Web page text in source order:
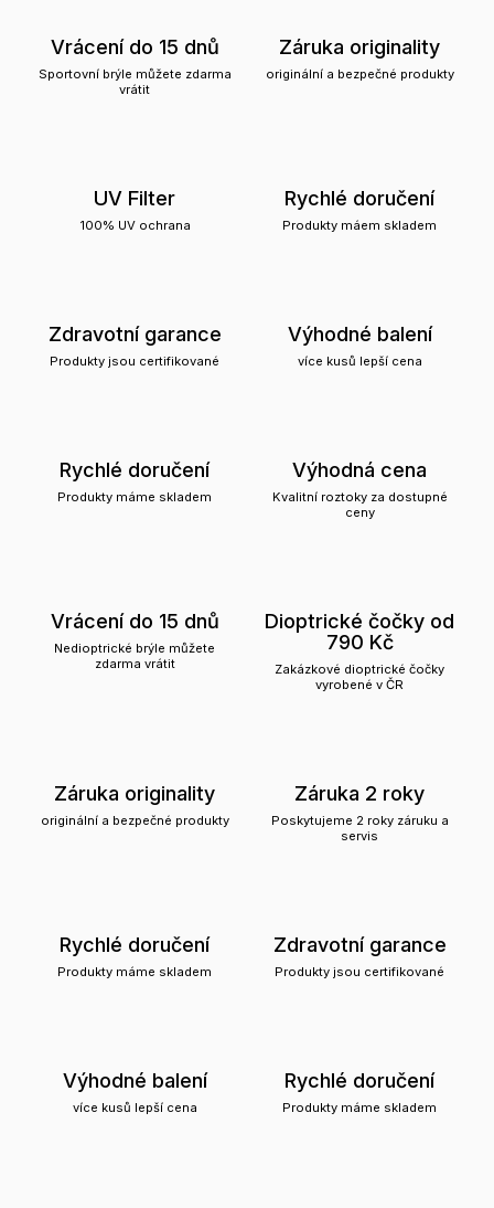
Vrácení do 15 dnů
Sportovní brýle můžete zdarma
vrátit
Záruka originality
originální a bezpečné produkty
UV Filter
100% UV ochrana
Rychlé doručení
Produkty máem skladem
Zdravotní garance
Produkty jsou certifikované
Výhodné balení
více kusů lepší cena
Rychlé doručení
Produkty máme skladem
Výhodná cena
Kvalitní roztoky za dostupné
ceny
Vrácení do 15 dnů
Nedioptrické brýle můžete
zdarma vrátit
Dioptrické čočky od
790 Kč
Zakázkové dioptrické čočky
vyrobené v ČR
Záruka originality
originální a bezpečné produkty
Záruka 2 roky
Poskytujeme 2 roky záruku a
servis
Rychlé doručení
Produkty máme skladem
Zdravotní garance
Produkty jsou certifikované
Výhodné balení
více kusů lepší cena
Rychlé doručení
Produkty máme skladem